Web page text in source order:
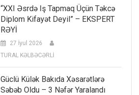
“XXI Əsrdə Iş Tapmaq Üçün Təkcə
Diplom Kifayət Deyil” – EKSPERT
RƏYİ
27 İyul 2026
TURAL KƏLBƏCƏRLİ
Güclü Külək Bakıda Xəsarətlərə
Səbəb Oldu – 3 Nəfər Yaralandı